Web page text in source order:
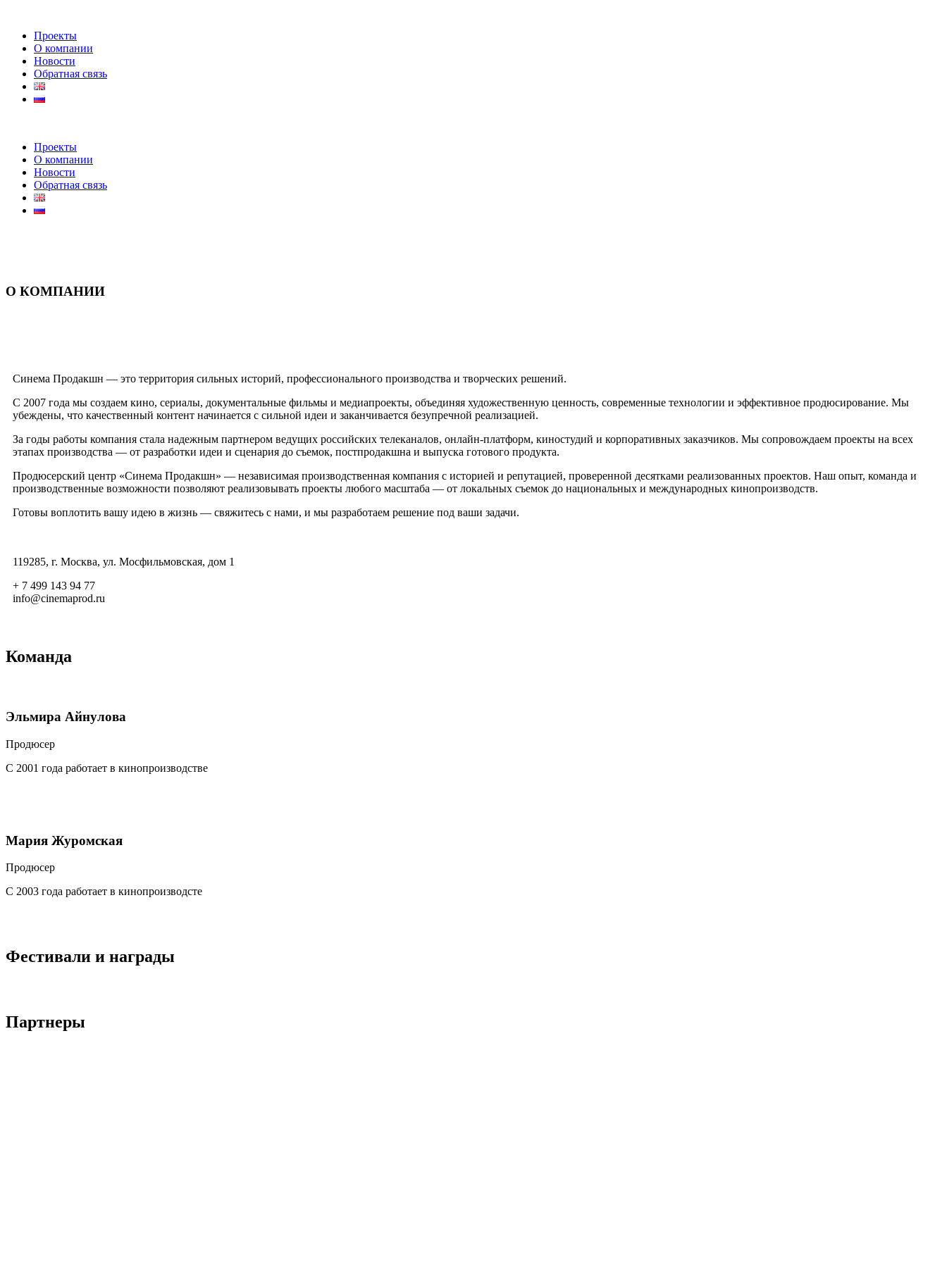
Проекты
О компании
Новости
Обратная связь
Проекты
О компании
Новости
Обратная связь
О КОМПАНИИ
Синема Продакшн — это территория сильных историй, профессионального производства и творческих решений.
С 2007 года мы создаем кино, сериалы, документальные фильмы и медиапроекты, объединяя художественную ценность, современные технологии и эффективное продюсирование. Мы
убеждены, что качественный контент начинается с сильной идеи и заканчивается безупречной реализацией.
За годы работы компания стала надежным партнером ведущих российских телеканалов, онлайн-платформ, киностудий и корпоративных заказчиков. Мы сопровождаем проекты на всех
этапах производства — от разработки идеи и сценария до съемок, постпродакшна и выпуска готового продукта.
Продюсерский центр «Синема Продакшн» — независимая производственная компания с историей и репутацией, проверенной десятками реализованных проектов. Наш опыт, команда и
производственные возможности позволяют реализовывать проекты любого масштаба — от локальных съемок до национальных и международных кинопроизводств.
Готовы воплотить вашу идею в жизнь — свяжитесь с нами, и мы разработаем решение под ваши задачи.
119285, г. Москва, ул. Мосфильмовская, дом 1
+ 7 499 143 94 77
info@cinemaprod.ru
Команда
Эльмира Айнулова
Продюсер
С 2001 года работает в кинопроизводстве
Мария Журомская
Продюсер
С 2003 года работает в кинопроизводсте
Фестивали и награды
Партнеры